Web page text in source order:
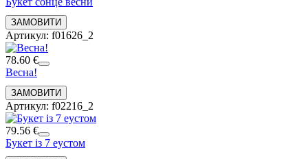
Артикул: f01626_2
78.60 €
Весна!
Артикул: f02216_2
79.56 €
Букет із 7 еустом